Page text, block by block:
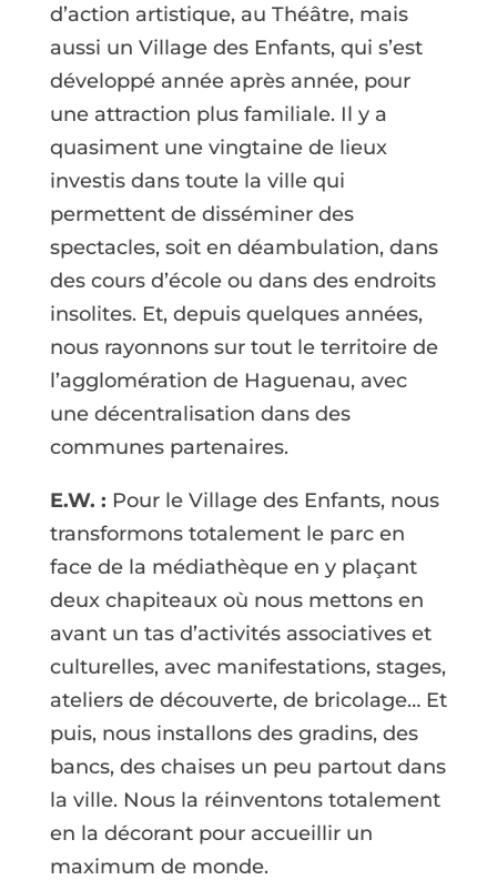
d’action artistique, au Théâtre, mais
aussi un Village des Enfants, qui s’est
développé année après année, pour
une attraction plus familiale. Il y a
quasiment une vingtaine de lieux
investis dans toute la ville qui
permettent de disséminer des
spectacles, soit en déambulation, dans
des cours d’école ou dans des endroits
insolites. Et, depuis quelques années,
nous rayonnons sur tout le territoire de
l’agglomération de Haguenau, avec
une décentralisation dans des
communes partenaires.
E.W. : Pour le Village des Enfants, nous
transformons totalement le parc en
face de la médiathèque en y plaçant
deux chapiteaux où nous mettons en
avant un tas d’activités associatives et
culturelles, avec manifestations, stages,
ateliers de découverte, de bricolage… Et
puis, nous installons des gradins, des
bancs, des chaises un peu partout dans
la ville. Nous la réinventons totalement
en la décorant pour accueillir un
maximum de monde.